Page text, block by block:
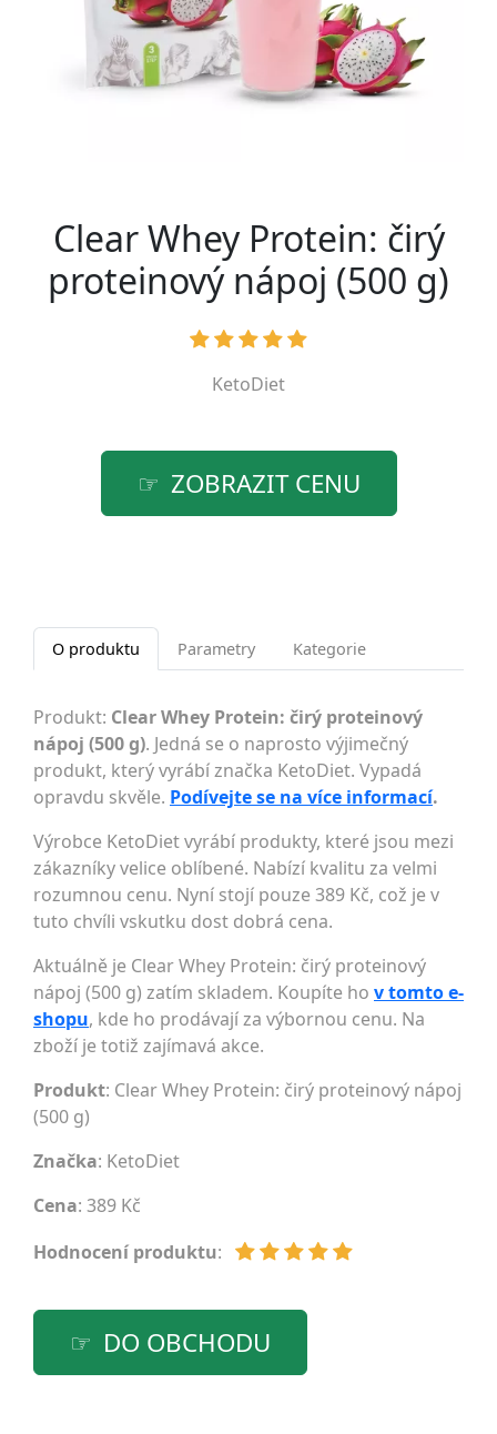
Clear Whey Protein: čirý
proteinový nápoj (500 g)
KetoDiet
ZOBRAZIT CENU
O produktu Parametry Kategorie
Produkt: Clear Whey Protein: čirý proteinový
nápoj (500 g). Jedná se o naprosto výjimečný
produkt, který vyrábí značka KetoDiet. Vypadá
opravdu skvěle. Podívejte se na více informací.
Výrobce KetoDiet vyrábí produkty, které jsou mezi
zákazníky velice oblíbené. Nabízí kvalitu za velmi
rozumnou cenu. Nyní stojí pouze 389 Kč, což je v
tuto chvíli vskutku dost dobrá cena.
Aktuálně je Clear Whey Protein: čirý proteinový
nápoj (500 g) zatím skladem. Koupíte ho v tomto e-
shopu, kde ho prodávají za výbornou cenu. Na
zboží je totiž zajímavá akce.
Produkt: Clear Whey Protein: čirý proteinový nápoj
(500 g)
Značka: KetoDiet
Cena: 389 Kč
Hodnocení produktu:
DO OBCHODU